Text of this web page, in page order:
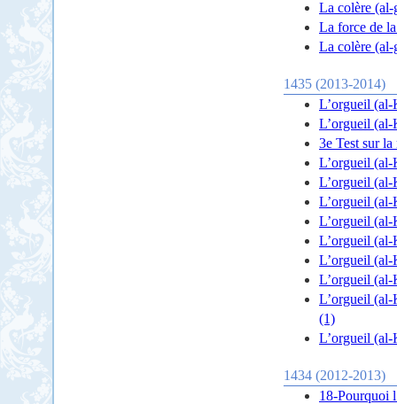
La colère
La force de
La colère
1435 (2013-2014)
L’orgueil
L’orgueil
3e Test sur
L’orgueil
L’orgueil
L’orgueil
L’orgueil
L’orgueil (al-
L’orgueil (al-
L’orgueil
L’orgueil (al-
(1)
L’orgueil
1434 (2012-2013)
18-Pourquoi